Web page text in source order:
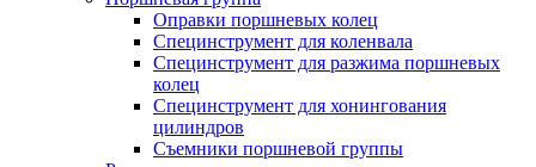
Оправки поршневых колец
Специнструмент для коленвала
Специнструмент для разжима поршневых
колец
Специнструмент для хонингования
цилиндров
Съемники поршневой группы